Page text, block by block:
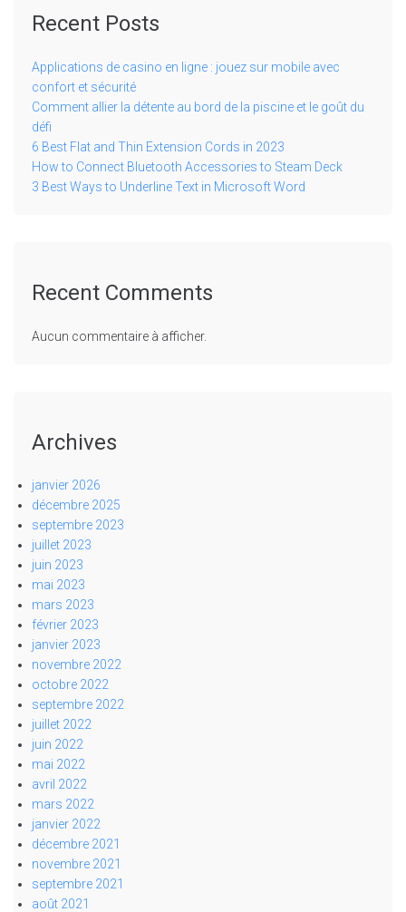
Recent Posts
Applications de casino en ligne : jouez sur mobile avec
confort et sécurité
Comment allier la détente au bord de la piscine et le goût du
défi
6 Best Flat and Thin Extension Cords in 2023
How to Connect Bluetooth Accessories to Steam Deck
3 Best Ways to Underline Text in Microsoft Word
Recent Comments
Aucun commentaire à afficher.
Archives
janvier 2026
décembre 2025
septembre 2023
juillet 2023
juin 2023
mai 2023
mars 2023
février 2023
janvier 2023
novembre 2022
octobre 2022
septembre 2022
juillet 2022
juin 2022
mai 2022
avril 2022
mars 2022
janvier 2022
décembre 2021
novembre 2021
septembre 2021
août 2021